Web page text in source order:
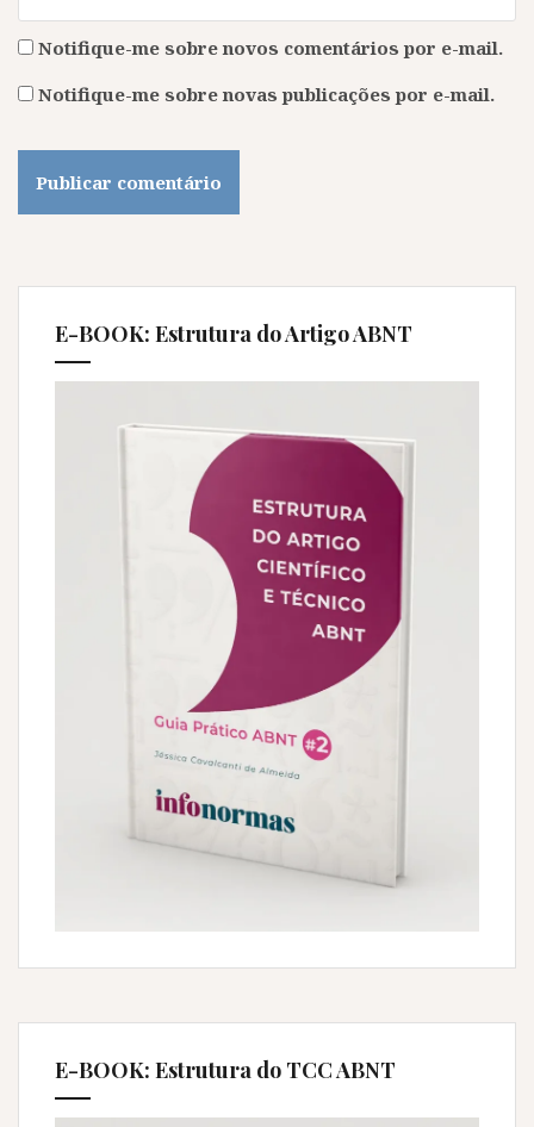
Notifique-me sobre novos comentários por e-mail.
Notifique-me sobre novas publicações por e-mail.
E-BOOK: Estrutura do Artigo ABNT
E-BOOK: Estrutura do TCC ABNT